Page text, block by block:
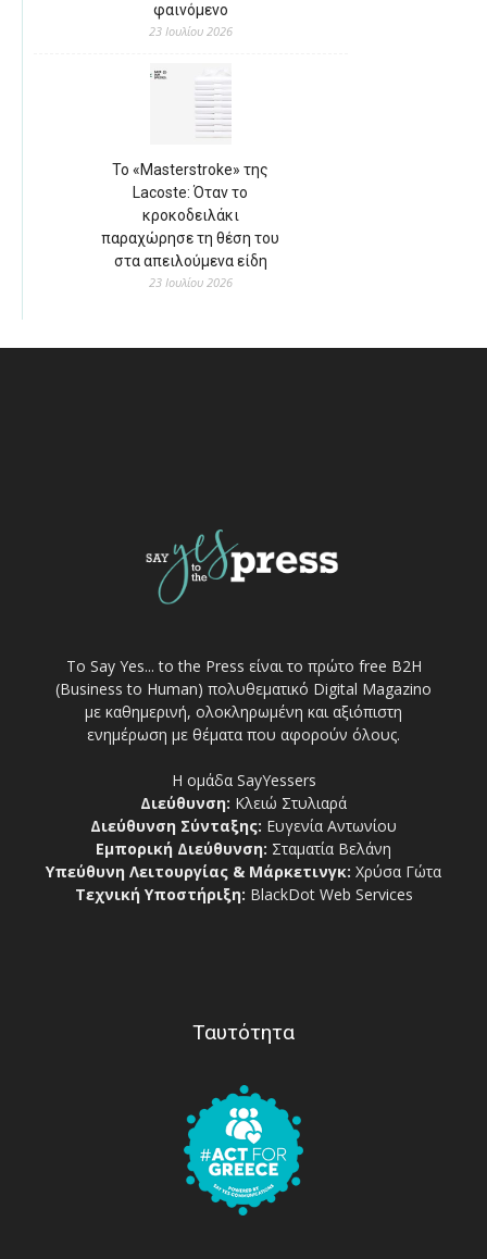
φαινόμενο
23 Ιουλίου 2026
Το «Masterstroke» της
Lacoste: Όταν το
κροκοδειλάκι
παραχώρησε τη θέση του
στα απειλούμενα είδη
23 Ιουλίου 2026
Το Say Yes... to the Press είναι το πρώτο free Β2Η
(Business to Human) πολυθεματικό Digital Magazino
με καθημερινή, ολοκληρωμένη και αξιόπιστη
ενημέρωση με θέματα που αφορούν όλους.
Η ομάδα SayYessers
Διεύθυνση: Κλειώ Στυλιαρά
Διεύθυνση Σύνταξης: Ευγενία Αντωνίου
Εμπορική Διεύθυνση: Σταματία Βελάνη
Υπεύθυνη Λειτουργίας & Μάρκετινγκ: Χρύσα Γώτα
Τεχνική Υποστήριξη: BlackDot Web Services
Ταυτότητα